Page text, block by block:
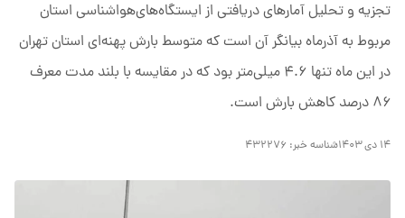
تجزیه و تحلیل آمار‌های دریافتی از ایستگاه‌های‌هواشناسی استان
مربوط به آذرماه بیانگر آن است که متوسط بارش پهنه‌ای استان تهران
در این ماه تنها ۴.۶ میلی‌متر بود که در مقایسه با بلند مدت معرف
۸۶ درصد کاهش بارش است.
۱۴ دی ۱۴۰۳ شناسه خبر: ۴۳۲۲۷۶